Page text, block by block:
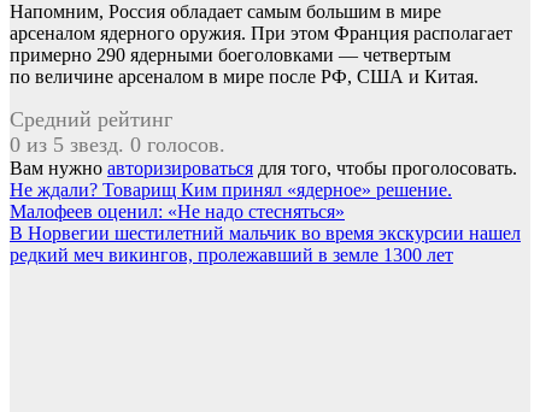
Напомним, Россия обладает самым большим в мире
арсеналом ядерного оружия. При этом Франция располагает
примерно 290 ядерными боеголовками — четвертым
по величине арсеналом в мире после РФ, США и Китая.
Средний рейтинг
0 из 5 звезд. 0 голосов.
Вам нужно авторизироваться для того, чтобы проголосовать.
Навигация
по
записям
Не ждали? Товарищ Ким принял «ядерное» решение.
Малофеев оценил: «Не надо стесняться»
В Норвегии шестилетний мальчик во время экскурсии нашел
редкий меч викингов, пролежавший в земле 1300 лет